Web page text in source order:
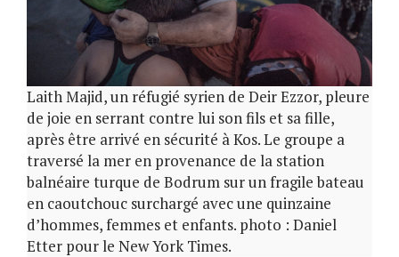
Laith Majid, un réfugié syrien de Deir Ezzor, pleure
de joie en serrant contre lui son fils et sa fille,
après être arrivé en sécurité à Kos. Le groupe a
traversé la mer en provenance de la station
balnéaire turque de Bodrum sur un fragile bateau
en caoutchouc surchargé avec une quinzaine
d’hommes, femmes et enfants. photo : Daniel
Etter pour le New York Times.